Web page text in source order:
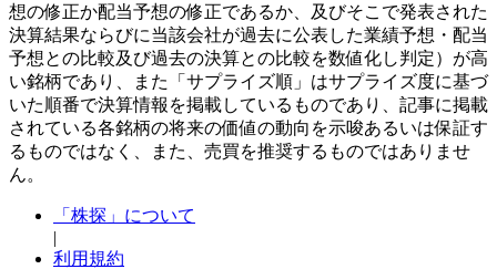
想の修正か配当予想の修正であるか、及びそこで発表された
決算結果ならびに当該会社が過去に公表した業績予想・配当
予想との比較及び過去の決算との比較を数値化し判定）が高
い銘柄であり、また「サプライズ順」はサプライズ度に基づ
いた順番で決算情報を掲載しているものであり、記事に掲載
されている各銘柄の将来の価値の動向を示唆あるいは保証す
るものではなく、また、売買を推奨するものではありませ
ん。
「株探」について
|
利用規約